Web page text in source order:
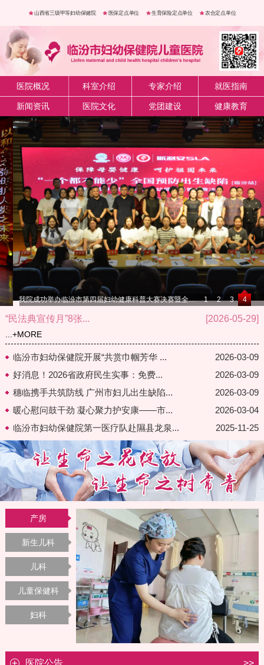
山西省三级甲等妇幼保健院 医保定点单位 生育保险定点单位 农合定点单位
医院概况 科室介绍 专家介绍 就医指南
新闻资讯 医院文化 党团建设 健康教育
我院成功举办临汾市第四届妇幼健康科普大赛决赛暨全国预防出生缺陷公益活动健康科普讲座活动 1 2 3 4
“民法典宣传月”8张... [2026-05-29]
+MORE
临汾市妇幼保健院开展“共赏巾帼芳华 ...
2026-03-09
好消息！2026省政府民生实事：免费...
2026-03-09
穗临携手共筑防线 广州市妇儿出生缺陷...
2026-03-09
暖心慰问鼓干劲 凝心聚力护安康——市...
2026-03-04
临汾市妇幼保健院第一医疗队赴隰县龙泉...
2025-11-25
产房
新生儿科
儿科
儿童保健科
妇科
医院公告 >>